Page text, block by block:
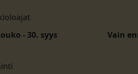
- 30. syys
Vain